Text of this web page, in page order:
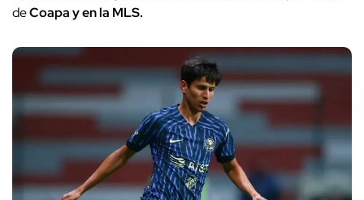
deCoapa y en la MLS.